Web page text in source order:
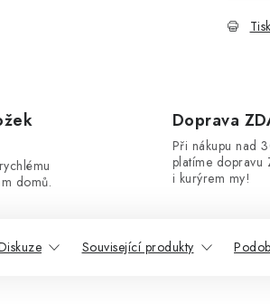
Tisk
domů.
Doprava
Při nákupu nad
platíme dopravu
i kurýrem my!
Související produkty